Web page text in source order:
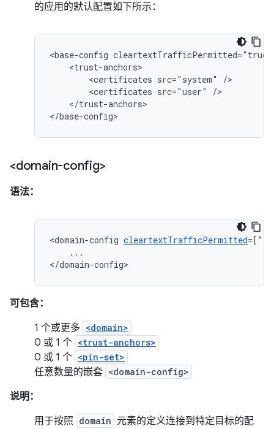
的应用的默认配置如下所示：
<base-config
<certificates src="system"
<certificates src="user"
</trust-anchors>
</base-config>
<domain-config>
语法：
<domain-config cleartextTrafficPermitted
...
</domain-config>
可包含：
1 个或更多 <domain>
0 或 1 个 <trust-anchors>
0 或 1 个 <pin-set>
任意数量的嵌套 <domain-config>
说明：
用于按照 domain 元素的定义连接到特定目标的配